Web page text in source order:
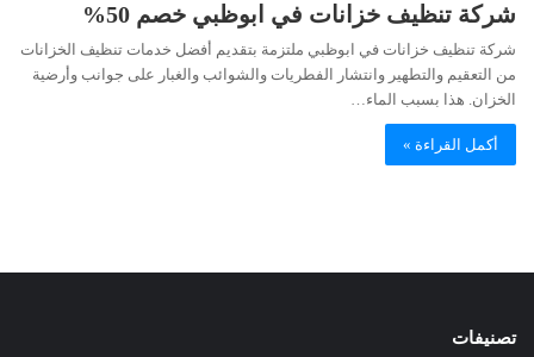
شركة تنظيف خزانات في ابوظبي خصم 50%
شركة تنظيف خزانات في ابوظبي ملتزمة بتقديم أفضل خدمات تنظيف الخزانات
من التعقيم والتطهير وانتشار الفطريات والشوائب والغبار على جوانب وأرضية
الخزان. هذا بسبب الماء…
أكمل القراءة »
تصنيفات